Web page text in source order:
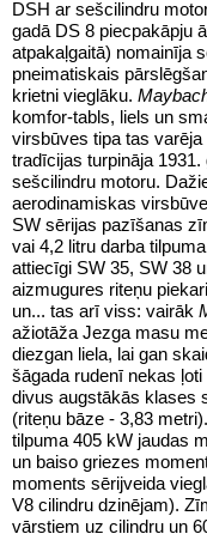
DSH ar sešcilindru
gadā DS 8 piecpakāpju
atpakaļgaitā) nomainīja
pneimatiskais
krietni vieglāku.
komfor-tabls, liels un
virsbūves tipa tas varēja pat
tradīcijas turpināja
sešcilindru motoru.
aerodinamiskas
SW sērijas pazīšanas
vai 4,2 litru darba
attiecīgi SW 35, SW 38
aizmugures riteņu
un... tas arī viss: vairāk
ažiotāža Jezga masu
diezgan liela, lai gan
šāgada rudenī nekas
divus augstākās klases
(riteņu bāze - 3,83
tilpuma 405 kW jaudas
un baiso griezes
moments sērijveida
V8 cilindru dzinējam).
vārstiem uz cilindru un